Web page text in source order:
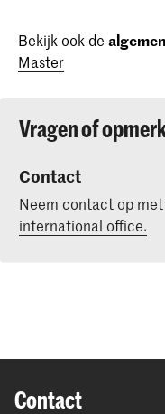
Bekijk ook de
Master
Vragen of
Contact
Neem contact op
international office.
Contact